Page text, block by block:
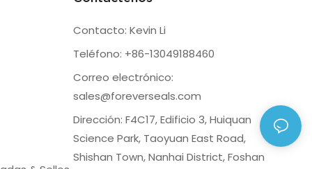
Contacto: Kevin Li
Teléfono: +86-13049188460
Correo electrónico:
sales@foreverseals.com
Dirección: F4C17, Edificio 3, Huiquan
Science Park, Taoyuan East Road,
Shishan Town, Nanhai District, Foshan